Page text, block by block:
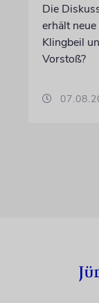
Die
erhält
Klingbeil
Vorstoß?